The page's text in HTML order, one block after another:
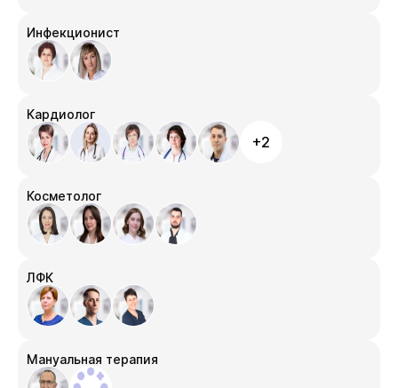
Инфекционист
Кардиолог
+2
Косметолог
ЛФК
Мануальная терапия